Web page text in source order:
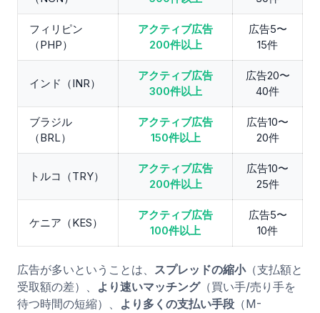
フィリピン
（PHP）
アクティブ広告
200件以上
広告5〜
15件
インド（INR）
アクティブ広告
300件以上
広告20〜
40件
ブラジル
（BRL）
アクティブ広告
150件以上
広告10〜
20件
トルコ（TRY）
アクティブ広告
200件以上
広告10〜
25件
ケニア（KES）
アクティブ広告
100件以上
広告5〜
10件
広告が多いということは、 スプレッドの縮小（支払額と
受取額の差）、 より速いマッチング（買い手/売り手を
待つ時間の短縮）、 より多くの支払い手段 （M-